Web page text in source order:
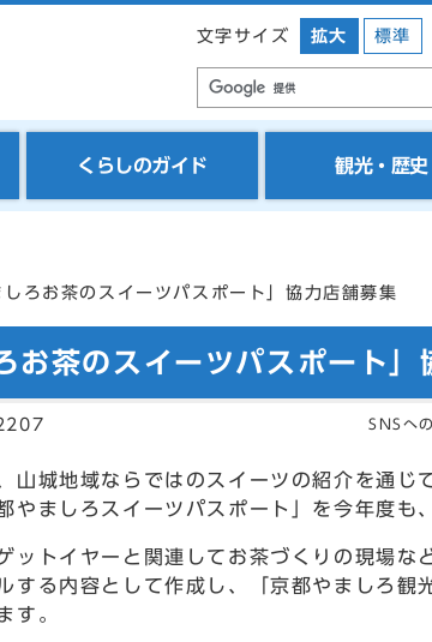
文字サイズ 拡大 標準
くらしのガイド 観光・歴史
しろお茶のスイーツパスポート」協力店舗募集
お茶のスイーツパスポート」
SNSへ
山城地域ならではのスイーツの紹介を通
やましろスイーツパスポート」を今年度も
ットイヤーと関連してお茶づくりの現場
する内容として作成し、「京都やましろ
す。